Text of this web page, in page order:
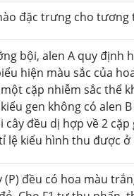
đặc trưng cho tương
bội, alen A quy định
hiện màu sắc của
cặp nhiễm sắc thể
gen không có alen
cây đều dị hợp về 2
lệ kiểu hình thu được ở
(P) đều có hoa màu